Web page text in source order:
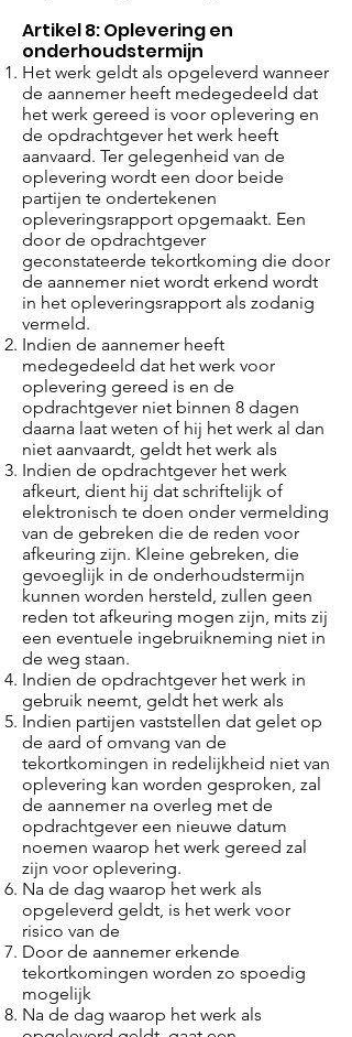
Artikel 8: Oplevering en
onderhoudstermijn
Het werk geldt als opgeleverd wanneer
de aannemer heeft medegedeeld dat
het werk gereed is voor oplevering en
de opdrachtgever het werk heeft
aanvaard. Ter gelegenheid van de
oplevering wordt een door beide
partijen te ondertekenen
opleveringsrapport opgemaakt. Een
door de opdrachtgever
geconstateerde tekortkoming die door
de aannemer niet wordt erkend wordt
in het opleveringsrapport als zodanig
vermeld.
Indien de aannemer heeft
medegedeeld dat het werk voor
oplevering gereed is en de
opdrachtgever niet binnen 8 dagen
daarna laat weten of hij het werk al dan
niet aanvaardt, geldt het werk als
Indien de opdrachtgever het werk
afkeurt, dient hij dat schriftelijk of
elektronisch te doen onder vermelding
van de gebreken die de reden voor
afkeuring zijn. Kleine gebreken, die
gevoeglijk in de onderhoudstermijn
kunnen worden hersteld, zullen geen
reden tot afkeuring mogen zijn, mits zij
een eventuele ingebruikneming niet in
de weg staan.
Indien de opdrachtgever het werk in
gebruik neemt, geldt het werk als
Indien partijen vaststellen dat gelet op
de aard of omvang van de
tekortkomingen in redelijkheid niet van
oplevering kan worden gesproken, zal
de aannemer na overleg met de
opdrachtgever een nieuwe datum
noemen waarop het werk gereed zal
zijn voor oplevering.
Na de dag waarop het werk als
opgeleverd geldt, is het werk voor
risico van de
Door de aannemer erkende
tekortkomingen worden zo spoedig
mogelijk
Na de dag waarop het werk als